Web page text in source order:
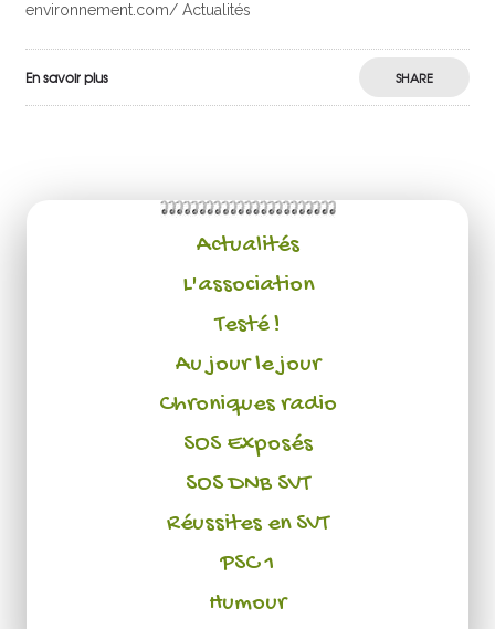
environnement.com/ Actualités
En savoir plus SHARE
Actualités
L'association
Testé !
Au jour le jour
Chroniques radio
SOS Exposés
SOS DNB SVT
Réussites en SVT
PSC 1
Humour